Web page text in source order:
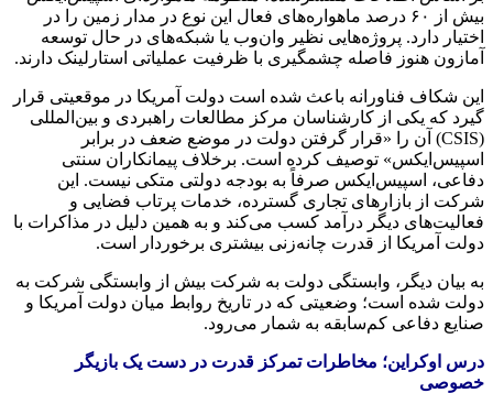
بیش از ۶۰ درصد ماهواره‌های فعال این نوع در مدار زمین را در
اختیار دارد. پروژه‌هایی نظیر وان‌وب یا شبکه‌های در حال توسعه
آمازون هنوز فاصله چشمگیری با ظرفیت عملیاتی استارلینک دارند.
این شکاف فناورانه باعث شده است دولت آمریکا در موقعیتی قرار
گیرد که یکی از کارشناسان مرکز مطالعات راهبردی و بین‌المللی
(CSIS) آن را «قرار گرفتن دولت در موضع ضعف در برابر
اسپیس‌ایکس» توصیف کرده است. برخلاف پیمانکاران سنتی
دفاعی، اسپیس‌ایکس صرفاً به بودجه دولتی متکی نیست. این
شرکت از بازارهای تجاری گسترده، خدمات پرتاب فضایی و
فعالیت‌های دیگر درآمد کسب می‌کند و به همین دلیل در مذاکرات با
دولت آمریکا از قدرت چانه‌زنی بیشتری برخوردار است.
به بیان دیگر، وابستگی دولت به شرکت بیش از وابستگی شرکت به
دولت شده است؛ وضعیتی که در تاریخ روابط میان دولت آمریکا و
صنایع دفاعی کم‌سابقه به شمار می‌رود.
درس اوکراین؛ مخاطرات تمرکز قدرت در دست یک بازیگر
خصوصی